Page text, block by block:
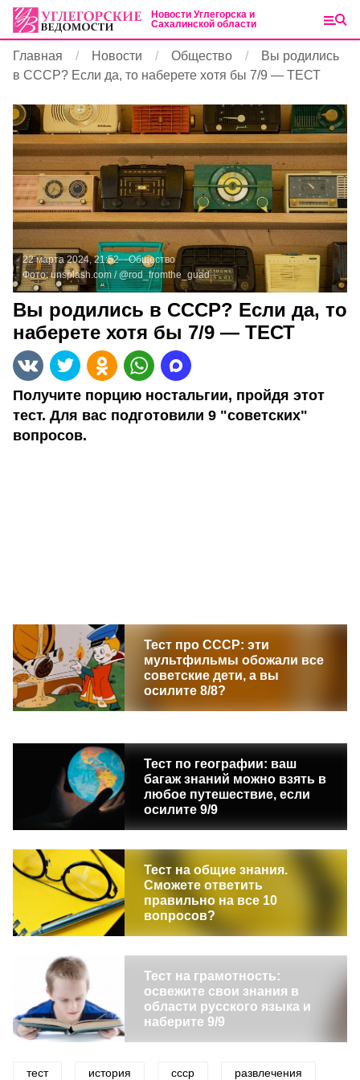
Новости Углегорска и
Сахалинской области
Главная Новости Общество
Вы родились
в СССР? Если да, то наберете хотя бы 7/9 — ТЕСТ
22 марта 2024, 21:52
Общество
Фото:unsplash.com/ @rod_fromthe_guad
Вы родились в СССР? Если да, то
наберете хотя бы 7/9 — ТЕСТ
Получите порцию ностальгии, пройдя этот
тест. Для вас подготовили 9 "советских"
вопросов.
Тест про СССР: эти
мультфильмы обожали все
советские дети, а вы
осилите 8/8?
Тест по географии: ваш
багаж знаний можно взять в
любое путешествие, если
осилите 9/9
Тест на общие знания.
Сможете ответить
правильно на все 10
вопросов?
Тест на грамотность:
освежите свои знания в
области русского языка и
наберите 9/9
тест история ссср развлечения